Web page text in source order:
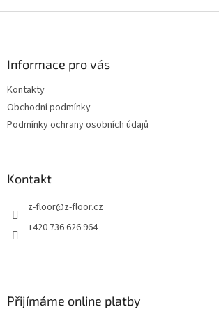
Informace pro vás
Kontakty
Obchodní podmínky
Podmínky ochrany osobních údajů
Kontakt
z-floor@z-floor.cz
+420 736 626 964
Přijímáme online platby